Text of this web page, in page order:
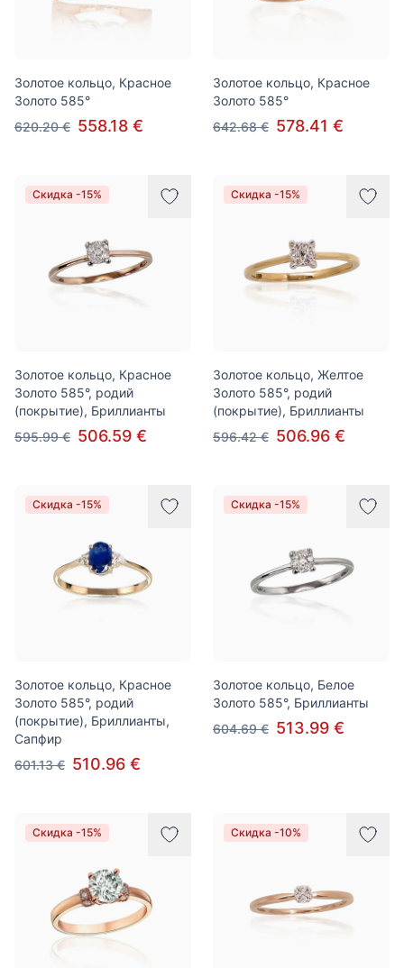
Золотое кольцо, Красное
Золото 585°
620.20 € 558.18 €
Золотое кольцо, Красное
Золото 585°
642.68 € 578.41 €
Скидка -15%
Золотое кольцо, Красное
Золото 585°, родий
(покрытие), Бриллианты
595.99 € 506.59 €
Скидка -15%
Золотое кольцо, Желтое
Золото 585°, родий
(покрытие), Бриллианты
596.42 € 506.96 €
Скидка -15%
Золотое кольцо, Красное
Золото 585°, родий
(покрытие), Бриллианты,
Сапфир
601.13 € 510.96 €
Скидка -15%
Золотое кольцо, Белое
Золото 585°, Бриллианты
604.69 € 513.99 €
Скидка -15% Скидка -10%